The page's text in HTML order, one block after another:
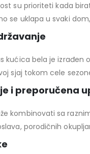
su prioriteti kada
se uklapa u svaki
kućica bela je izrađen
sjaj tokom cele
i preporučena
kombinovati sa
porodičnih